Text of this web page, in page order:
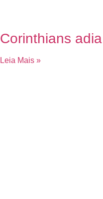
Corinthians
Leia Mais »